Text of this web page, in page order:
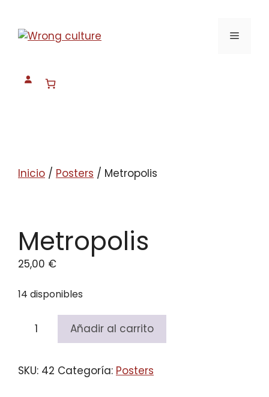
contenido
Menú
Inicio / Posters / Metropolis
Metropolis
25,00 €
14 disponibles
Metropolis
cantidad
Añadir al carrito
SKU: 42 Categoría: Posters